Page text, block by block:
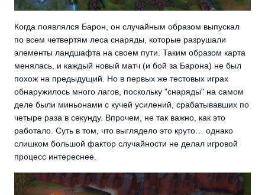
Когда появлялся Барон, он случайным образом выпускал
по всем четвертям леса снаряды, которые разрушали
элементы ландшафта на своем пути. Таким образом карта
менялась, и каждый новый матч (и бой за Барона) не был
похож на предыдущий. Но в первых же тестовых играх
обнаружилось много лагов, поскольку "снаряды" на самом
деле были миньонами с кучей усилений, срабатывавших по
четыре раза в секунду. Впрочем, не так важно, как это
работало. Суть в том, что выглядело это круто… однако
слишком большой фактор случайности не делал игровой
процесс интереснее.